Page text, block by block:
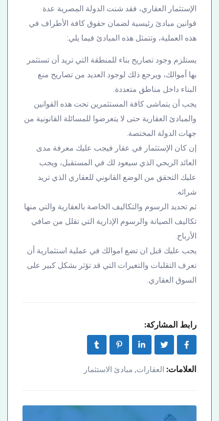
الإستثمار العقاري، فقد شنت الدولة المصرية عدة
قوانين مبادئ رئيسية لضمان حقوق كافة الأطراف في
هذه العملية، وتتمثل هذه المبادئ فيما يلي:
يستلزم وجود تصاريح بناء للمنطقة التي تريد أن تستثمر
بها أموالك، ويرجع ذلك لوجود العديد من تصاريح منع
البناء داخل مناطق متعددة.
يجب أن يتماشى كافة المستثمرين تحت هذه القوانين
والمبادئ العقارية حتى لا يتعرضوا للمسائلة القانونية من
جهات الدولة المختصة.
إن كان الإستثمار في عقار فيجب عليك معرفة مدى
العائد الربحي الذي سيعود لك في المستقبل، ويجب
عليك التحقق من الوضع القانوني للعقاري الذي تريد
شرائه.
ثم تحديد الرسوم والتكاليف الخاصة بالعقارية والتي منها
تكاليف الصيانة والرسوم الإدارية التي تقلل من صافي
الأرباح.
يجب عليك قبل ان تضع اموالك في عملية استثمارية أن
تعرف التقلبات والتغيرات التي قد تؤثر بشكل كبير على
السوق العقاري.
رابط المشاركة:
العلامات: العقارات, مبادئ الاستثمار